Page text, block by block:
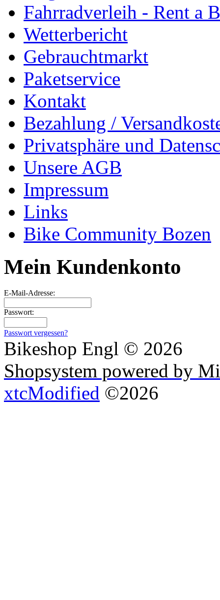
Fahrradverleih - Rent a
Wetterbericht
Gebrauchtmarkt
Paketservice
Kontakt
Bezahlung /
Privatsphäre und
Unsere AGB
Impressum
Links
Bike Community Bozen
Mein Kundenkonto
E-Mail-Adresse:
Passwort:
Passwort vergessen?
Bikeshop Engl © 2026
Shopsystem powered by
xtcModified ©2026